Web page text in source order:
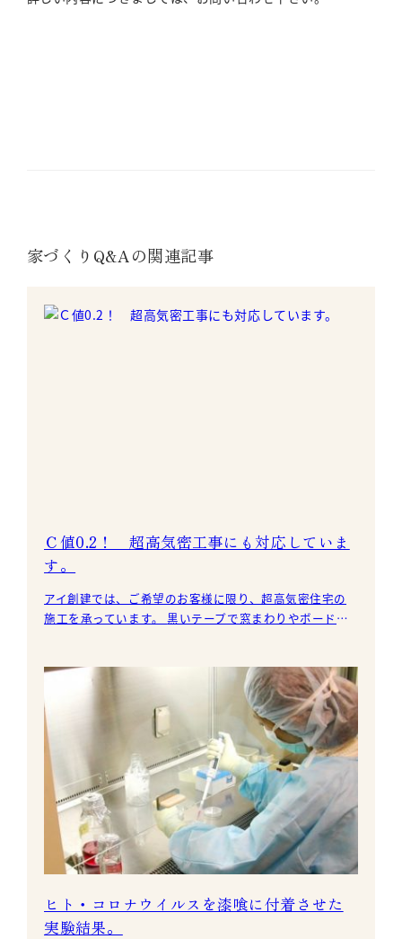
家づくりQ&Aの関連記事
Ｃ値0.2！ 超高気密工事にも対応していま
す。
アイ創建では、ご希望のお客様に限り、超高気密住宅の
施工を承っています。 黒いテープで窓まわりやボードの
ヒト・コロナウイルスを漆喰に付着させた
実験結果。